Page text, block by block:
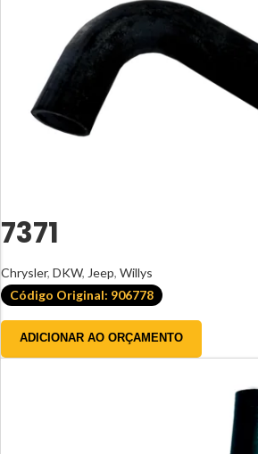
7371
Chrysler, DKW, Jeep, Willys
Código Original: 906778
ADICIONAR AO ORÇAMENTO